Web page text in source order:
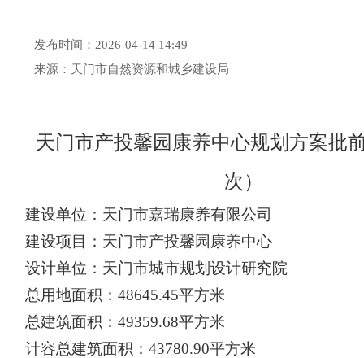
发布时间：2026-04-14 14:49
来源：天门市自然资源和城乡建设局
天门市产投馨园康养中心规划 方案批
次）
建设单位：天门市嘉瑞康养有限公司
建设项目： 天门市产投馨园康养中心
设计单位：天门市城市规划设计研究院
总用地面积： 48645.45平方米
总建筑面积： 49359.68平方米
计容总建筑面积： 43780.90平方米